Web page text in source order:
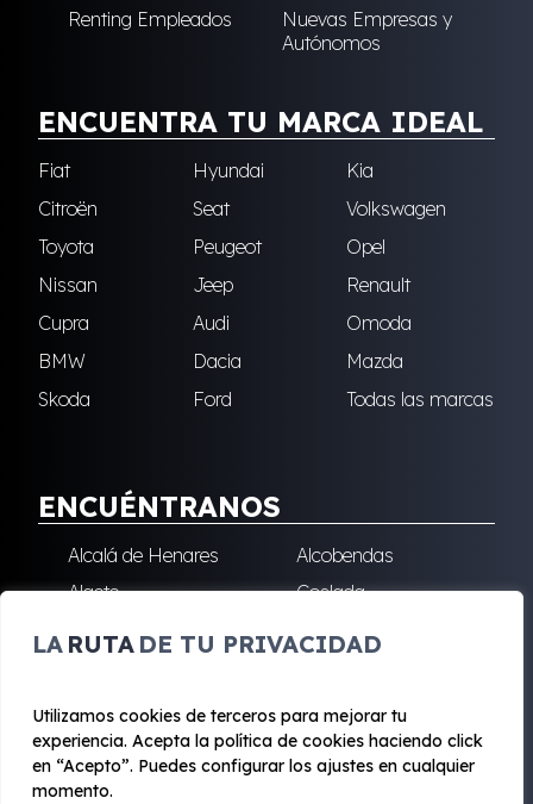
LA RUTA DE TU PRIVACIDAD
Utilizamos cookies de terceros para mejorar tu
experiencia. Acepta la política de cookies haciendo click
en “Acepto”. Puedes configurar los ajustes en cualquier
momento.
Renting Empleados
Nuevas Empresas y
Autónomos
ENCUENTRA TU MARCA IDEAL
Fiat Hyundai
Kia
Citroën
Seat
Volkswagen
Toyota
Peugeot
Opel
Nissan
Jeep
Renault
Cupra
Audi
Omoda
BMW
Dacia
Mazda
Skoda
Ford Todas las marcas
ENCUÉNTRANOS
Alcalá de Henares
Alcobendas
Algete
Coslada
Reyes